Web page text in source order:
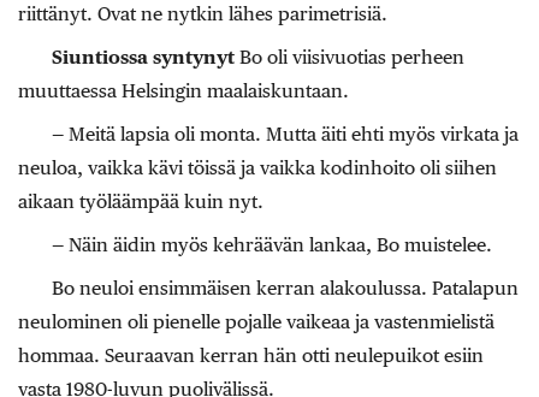
riittänyt. Ovat ne nytkin lähes parimetrisiä.
Siuntiossa syntynyt Bo oli viisivuotias perheen
muuttaessa Helsingin maalaiskuntaan.
— Meitä lapsia oli monta. Mutta äiti ehti myös virkata ja
neuloa, vaikka kävi töissä ja vaikka kodinhoito oli siihen
aikaan työläämpää kuin nyt.
— Näin äidin myös kehräävän lankaa, Bo muistelee.
Bo neuloi ensimmäisen kerran alakoulussa. Patalapun
neulominen oli pienelle pojalle vaikeaa ja vastenmielistä
hommaa. Seuraavan kerran hän otti neulepuikot esiin
vasta 1980-luvun puolivälissä.